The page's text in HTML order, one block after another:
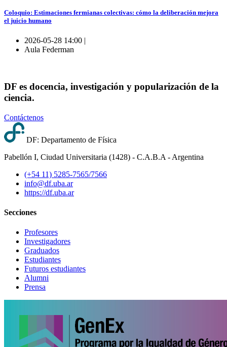
Coloquio: Estimaciones fermianas colectivas: cómo la deliberación mejora
el juicio humano
2026-05-28 14:00 |
Aula Federman
DF es docencia, investigación y popularización de la
ciencia.
Contáctenos
DF: Departamento de Física
Pabellón I, Ciudad Universitaria (1428) - C.A.B.A - Argentina
(+54 11) 5285-7565/7566
info@df.uba.ar
https://df.uba.ar
Secciones
Profesores
Investigadores
Graduados
Estudiantes
Futuros estudiantes
Alumni
Prensa